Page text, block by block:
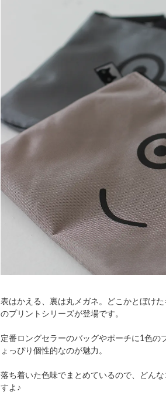
表はかえる、裏は丸メガネ。どこかとぼけ
のプリントシリーズが登場です。
定番ロングセラーのバッグやポーチに1色の
ょっぴり個性的なのが魅力。
落ち着いた色味でまとめているので、どん
すよ♪